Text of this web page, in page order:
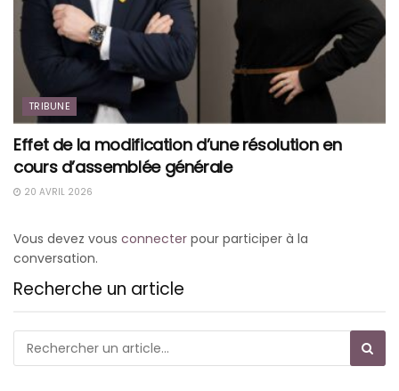
TRIBUNE
Effet de la modification d’une résolution en
cours d’assemblée générale
20 AVRIL 2026
Vous devez vous connecter pour participer à la
conversation.
Recherche un article